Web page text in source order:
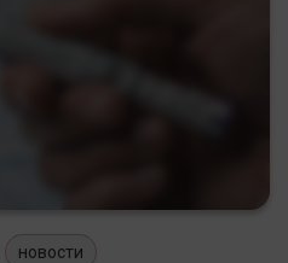
новости